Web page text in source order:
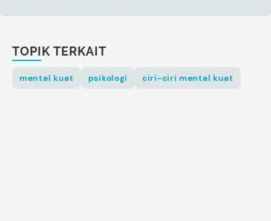
TOPIK TERKAIT
mental kuat psikologi ciri-ciri mental kuat